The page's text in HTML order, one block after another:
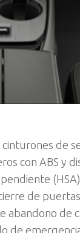
de
con ABS y
de
de
de